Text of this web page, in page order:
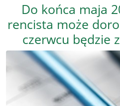
Do końca maja
rencista może
czerwcu będzie